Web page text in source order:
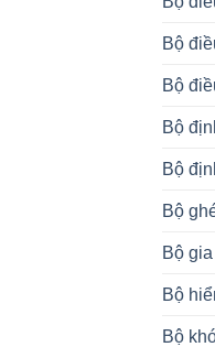
Bộ
Bộ
Bộ
Bộ
Bộ
Bộ
Bộ
Bộ